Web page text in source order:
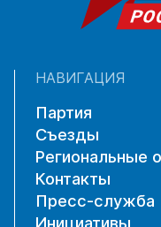
НАВИГАЦИЯ
Партия
Съезды
Региональные
Контакты
Пресс-служба
Инициативы